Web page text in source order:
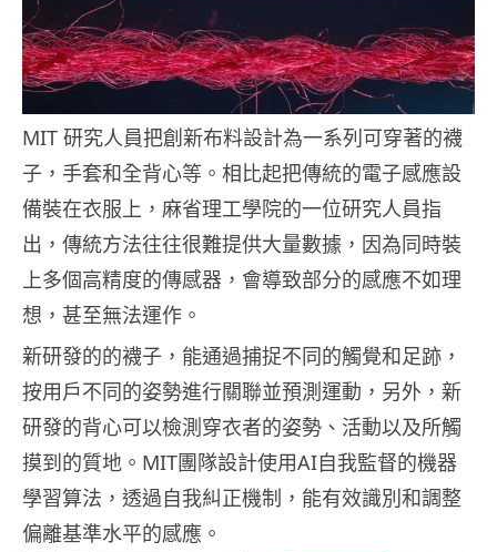
MIT 研究人員把創新布料設計為一系列可穿著的襪
子，手套和全背心等。相比起把傳統的電子感應設
備裝在衣服上，麻省理工學院的一位研究人員指
出，傳統方法往往很難提供大量數據，因為同時裝
上多個高精度的傳感器，會導致部分的感應不如理
想，甚至無法運作。
新研發的的襪子，能通過捕捉不同的觸覺和足跡，
按用戶不同的姿勢進行關聯並預測運動，另外，新
研發的背心可以檢測穿衣者的姿勢、活動以及所觸
摸到的質地。MIT團隊設計使用AI自我監督的機器
學習算法，透過自我糾正機制，能有效識別和調整
偏離基準水平的感應。